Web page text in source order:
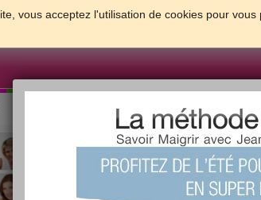
vous acceptez l'utilisation de cookies pour
FORME & SANTE PSYCHO &